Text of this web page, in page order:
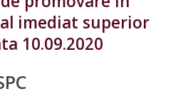
imediat superior
10.09.2020